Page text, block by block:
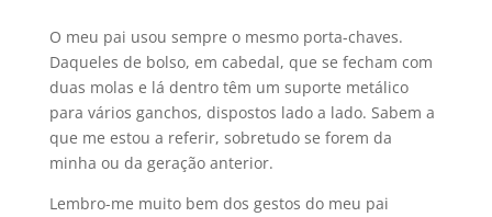
O meu pai usou sempre o mesmo porta-chaves.
Daqueles de bolso, em cabedal, que se fecham com
duas molas e lá dentro têm um suporte metálico
para vários ganchos, dispostos lado a lado. Sabem a
que me estou a referir, sobretudo se forem da
minha ou da geração anterior.
Lembro-me muito bem dos gestos do meu pai